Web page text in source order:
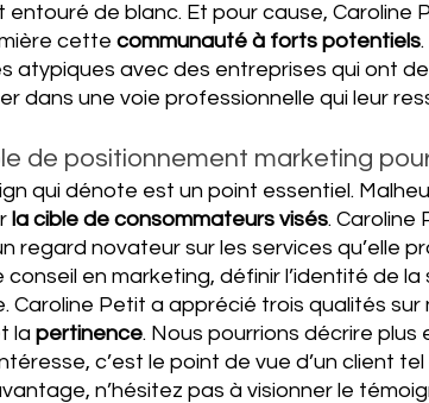
entouré de blanc. Et pour cause, Caroline
cette communauté à forts potentiels
atypiques avec des entreprises qui ont
dans une voie professionnelle qui leur
de positionnement marketing
qui dénote est un point essentiel.
la cible de consommateurs visés. Caroline
regard novateur sur les services qu’elle
conseil en marketing, définir l’identité de
Caroline Petit a apprécié trois qualités
la pertinence. Nous pourrions décrire
c’est le point de vue d’un client
n’hésitez pas à visionner le